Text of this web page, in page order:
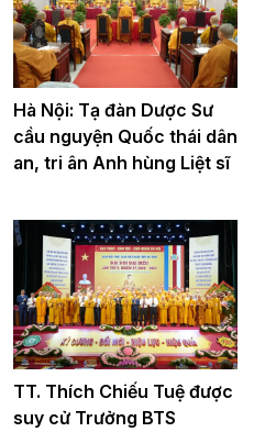
Hà Nội: Tạ đàn Dược Sư
cầu nguyện Quốc thái dân
an, tri ân Anh hùng Liệt sĩ
TT. Thích Chiếu Tuệ được
suy cử Trưởng BTS